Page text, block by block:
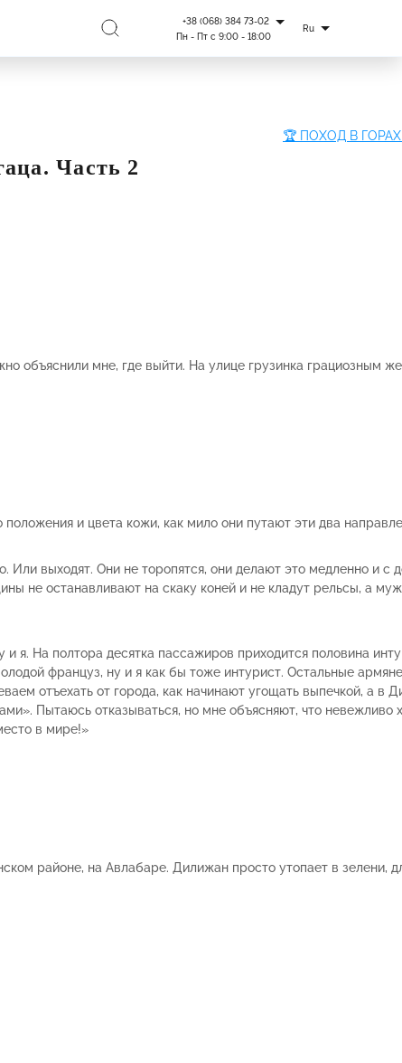
+38 (068) 384 73-02
Пн - Пт с 9:00 - 18:00
Ru
Часть 2
объяснили мне, где выйти. На улице грузинка грациозным
и цвета кожи, как мило они путают эти два
Или выходят. Они не торопятся, они делают это медленно и с
не останавливают на скаку коней и не кладут рельсы, а
я. На полтора десятка пассажиров приходится половина
француз, ну и я как бы тоже интурист. Остальные
отъехать от города, как начинают угощать выпечкой, а в
Пытаюсь отказываться, но мне объясняют, что невежливо
в мире!»
районе, на Авлабаре. Дилижан просто утопает в зелени,